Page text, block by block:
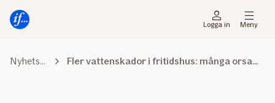
direkt
huvudmenyn
direkt
innehåll
Logga in Meny
Nyhetsrummet Fler vattenskador i fritidshus: många orsakas av sönderfrusna rör